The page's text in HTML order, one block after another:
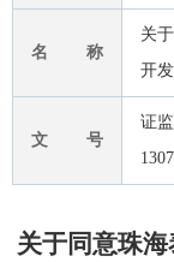
名 称
关
开
文 号
证
关于同意珠